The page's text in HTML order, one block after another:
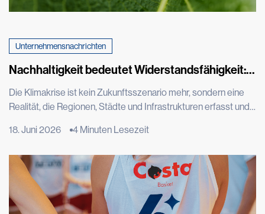
Unternehmensnachrichten
Nachhaltigkeit bedeutet Widerstandsfähigkeit:
Klimawandels
Die Klimakrise ist kein Zukunftsszenario mehr, sondern eine
Realität, die Regionen, Städte und Infrastrukturen erfasst und
Landwirtschaft betreiben und die Umwelt um uns herum
Weltorganisation für Meteorologie, die in ihrem Bericht „State
of the Global Climate 2025“ die letzten elf […]
18. Juni 2026 4 Minuten Lesezeit